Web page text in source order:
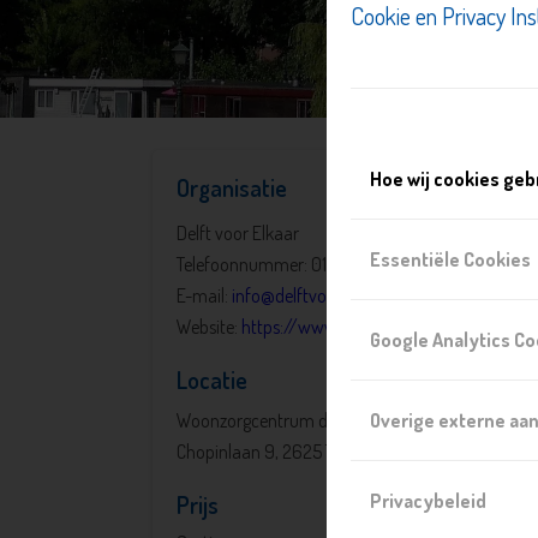
Cookie en Privacy
Hoe wij cookies
Essentiële Cookies
Google Analytics
Overige externe
Privacybeleid
Organisatie
Delft voor Elkaar
Telefoonnummer: 015 760 0200
E-mail: info@delftvoorelkaar.nl
Website: https://www.delftvoorelkaar.nl
Locatie
Woonzorgcentrum die Buytenweye
Chopinlaan 9, 2625 TD, Delft
Prijs